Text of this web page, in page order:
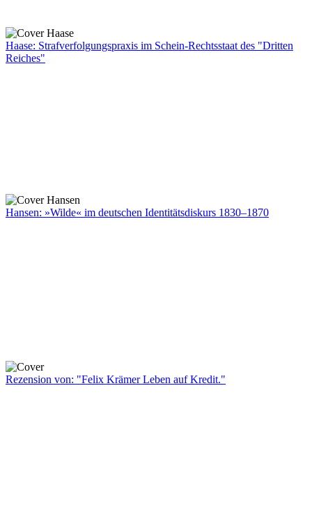
Haase: Strafverfolgungspraxis im Schein-Rechtsstaat des "Dritten
Reiches"
Hansen: »Wilde« im deutschen Identitätsdiskurs 1830–1870
Rezension von: "Felix Krämer Leben auf Kredit."